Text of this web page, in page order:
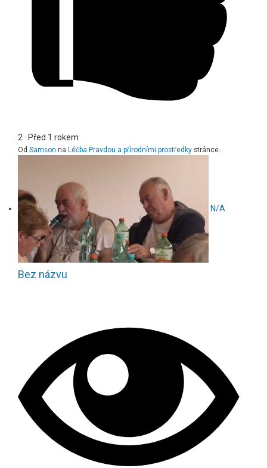
2 · Před 1 rokem
Od Samson na Léčba Pravdou a přírodními prostředky stránce.
N/A
Bez názvu